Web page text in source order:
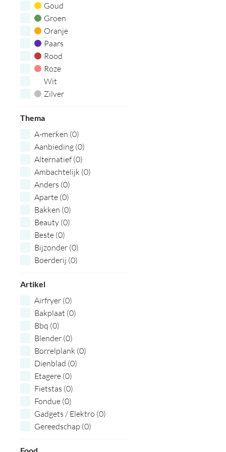
Goud
Groen
Oranje
Paars
Rood
Roze
Wit
Zilver
Thema
A-merken (0)
Aanbieding (0)
Alternatief (0)
Ambachtelijk (0)
Anders (0)
Aparte (0)
Bakken (0)
Beauty (0)
Beste (0)
Bijzonder (0)
Boerderij (0)
Borrel (0)
Bourgondisch (0)
Bouwvak (0)
Brievenbus (0)
Budget (0)
Creatieve (0)
Doe het zelf (0)
Eerlijk (0)
Eindejaarsgeschenk (0)
Eropuit (0)
Exclusieve (0)
Fair Trade (0)
Feestpakketten (0)
Artikel
Airfryer (0)
Bakplaat (0)
Bbq (0)
Blender (0)
Borrelplank (0)
Dienblad (0)
Etagere (0)
Fietstas (0)
Fondue (0)
Gadgets / Elektro (0)
Gereedschap (0)